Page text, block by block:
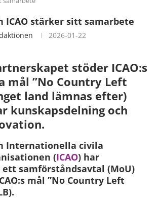
ICAO stärker sitt samarbete
2026-01-22
stöder ICAO:s
mål ”No Country Left
land lämnas efter)
kunskapsdelning och
Internationella civila
(ICAO) har
samförståndsavtal (MoU)
mål ”No Country Left